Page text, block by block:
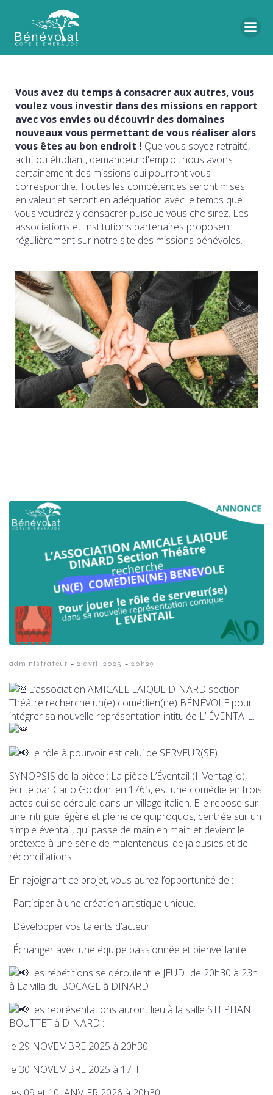
Vous avez du temps à consacrer aux autres, vous
voulez vous investir dans des missions en rapport
avec vos envies ou découvrir des domaines
nouveaux vous permettant de vous réaliser alors
vous êtes au bon endroit ! Que vous soyez retraité,
actif ou étudiant, demandeur d'emploi, nous avons
certainement des missions qui pourront vous
correspondre. Toutes les compétences seront mises
en valeur et seront en adéquation avec le temps que
vous voudrez y consacrer puisque vous choisirez. Les
associations et Institutions partenaires proposent
régulièrement sur notre site des missions bénévoles.
administrateur - 2 avril 2025 - 20h29
L’association AMICALE LAÏQUE DINARD section
Théâtre recherche un(e) comédien(ne) BÉNÉVOLE pour
intégrer sa nouvelle représentation intitulée L’ ÉVENTAIL.
Le rôle à pourvoir est celui de SERVEUR(SE).
SYNOPSIS de la pièce : La pièce L’Éventail (Il Ventaglio),
écrite par Carlo Goldoni en 1765, est une comédie en trois
actes qui se déroule dans un village italien. Elle repose sur
une intrigue légère et pleine de quiproquos, centrée sur un
simple éventail, qui passe de main en main et devient le
prétexte à une série de malentendus, de jalousies et de
réconciliations.
En rejoignant ce projet, vous aurez l’opportunité de :
..Participer à une création artistique unique.
..Développer vos talents d’acteur.
..Échanger avec une équipe passionnée et bienveillante
Les répétitions se déroulent le JEUDI de 20h30 à 23h
à La villa du BOCAGE à DINARD
Les représentations auront lieu à la salle STEPHAN
BOUTTET à DINARD :
le 29 NOVEMBRE 2025 à 20h30
le 30 NOVEMBRE 2025 à 17H